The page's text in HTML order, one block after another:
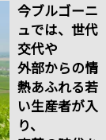
今ブルゴーニ
ュでは、世代
交代や
外部からの情
熱あふれる若
い生産者が入
り、